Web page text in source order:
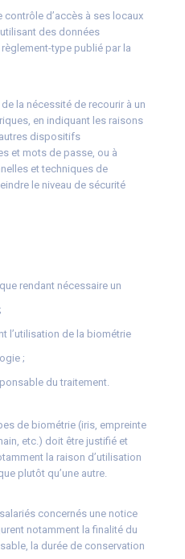
d’accès à ses locaux
des données
type publié par la
la nécessité de recourir à un
en indiquant les raisons
dispositifs
et mots de passe, ou à
et techniques de
le niveau de sécurité
rendant nécessaire un
l’utilisation de la biométrie
;
du traitement.
de biométrie (iris, empreinte
etc.) doit être justifié et
la raison d’utilisation
plutôt qu’une autre.
concernés une notice
notamment la finalité du
la durée de conservation